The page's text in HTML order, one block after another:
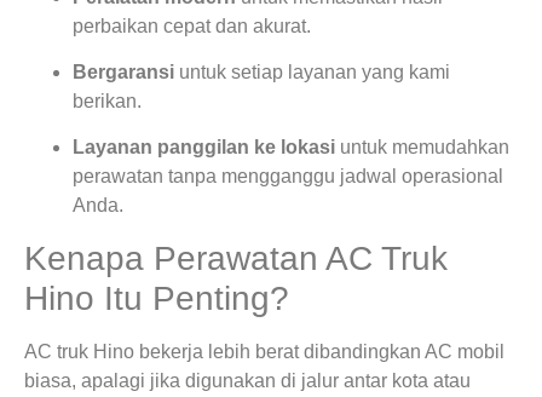
perbaikan cepat dan akurat.
Bergaransi untuk setiap layanan yang kami
berikan.
Layanan panggilan ke lokasi untuk memudahkan
perawatan tanpa mengganggu jadwal operasional
Anda.
Kenapa Perawatan AC Truk
Hino Itu Penting?
AC truk Hino bekerja lebih berat dibandingkan AC mobil
biasa, apalagi jika digunakan di jalur antar kota atau